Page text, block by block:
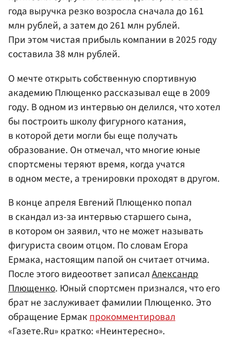
года выручка резко возросла сначала до 161
млн рублей, а затем до 261 млн рублей.
При этом чистая прибыль компании в 2025 году
составила 38 млн рублей.
О мечте открыть собственную спортивную
академию Плющенко рассказывал еще в 2009
году. В одном из интервью он делился, что хотел
бы построить школу фигурного катания,
в которой дети могли бы еще получать
образование. Он отмечал, что многие юные
спортсмены теряют время, когда учатся
в одном месте, а тренировки проходят в другом.
В конце апреля Евгений Плющенко попал
в скандал из-за интервью старшего сына,
в котором он заявил, что не может называть
фигуриста своим отцом. По словам Егора
Ермака, настоящим папой он считает отчима.
После этого видеоответ записалАлександр
Плющенко. Юный спортсмен признался, что его
брат не заслуживает фамилии Плющенко. Это
обращение Ермакпрокомментировал
«Газете.Ru» кратко: «Неинтересно».